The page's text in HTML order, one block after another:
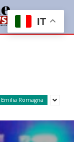
Emilia Romagna
IT